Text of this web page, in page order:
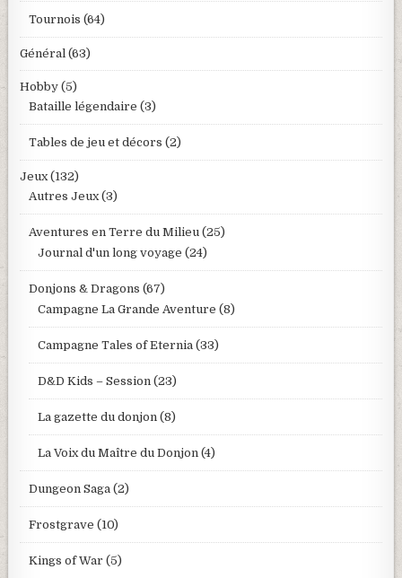
Tournois (64)
Général (63)
Hobby (5)
Bataille légendaire (3)
Tables de jeu et décors (2)
Jeux (132)
Autres Jeux (3)
Aventures en Terre du Milieu (25)
Journal d'un long voyage (24)
Donjons & Dragons (67)
Campagne La Grande Aventure (8)
Campagne Tales of Eternia (33)
D&D Kids – Session (23)
La gazette du donjon (8)
La Voix du Maître du Donjon (4)
Dungeon Saga (2)
Frostgrave (10)
Kings of War (5)